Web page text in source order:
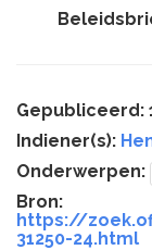
Gepubliceerd:
Indiener(s):
Onderwerpen:
Bron:
https://
31250-24.html